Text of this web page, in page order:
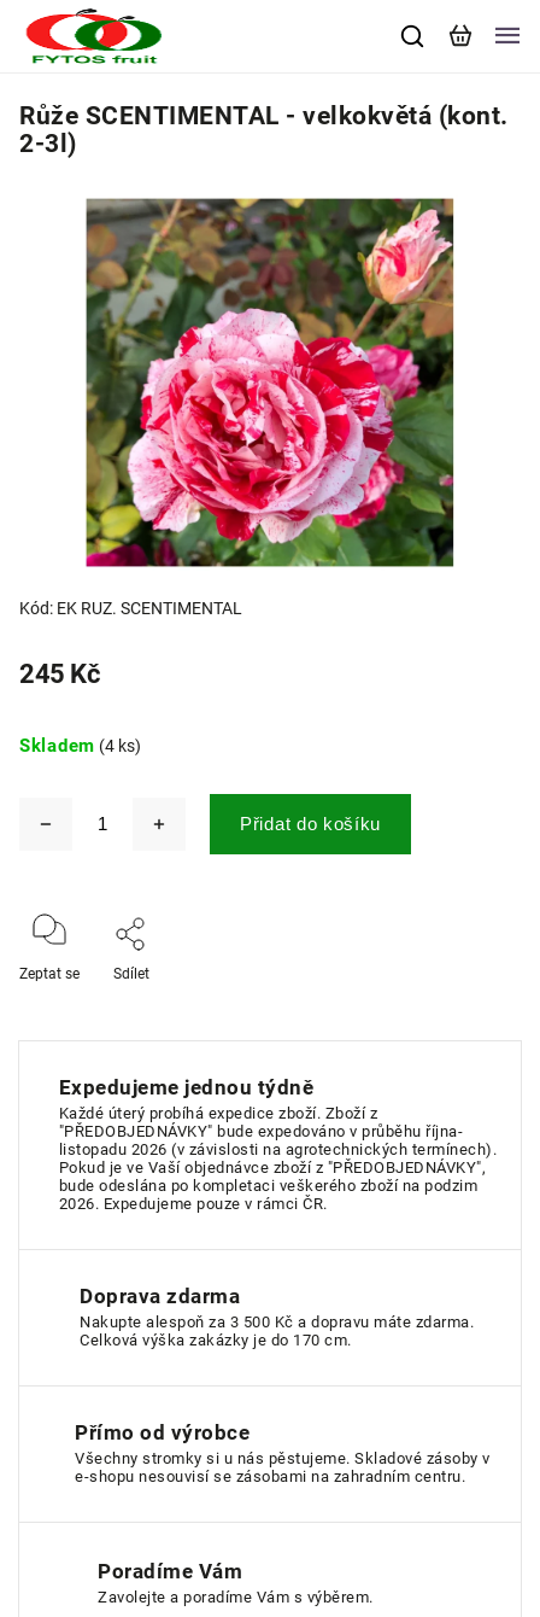
Růže SCENTIMENTAL - velkokvětá (kont.
2-3l)
Kód: EK RUZ. SCENTIMENTAL
245 Kč
Skladem (4 ks)
Přidat do košíku
Zeptat se Sdílet
Expedujeme jednou týdně
Každé úterý probíhá expedice zboží. Zboží z
"PŘEDOBJEDNÁVKY" bude expedováno v průběhu října-
listopadu 2026 (v závislosti na agrotechnických termínech).
Pokud je ve Vaší objednávce zboží z "PŘEDOBJEDNÁVKY",
bude odeslána po kompletaci veškerého zboží na podzim
2026. Expedujeme pouze v rámci ČR.
Doprava zdarma
Nakupte alespoň za 3 500 Kč a dopravu máte zdarma.
Celková výška zakázky je do 170 cm.
Přímo od výrobce
Všechny stromky si u nás pěstujeme. Skladové zásoby v
e-shopu nesouvisí se zásobami na zahradním centru.
Poradíme Vám
Zavolejte a poradíme Vám s výběrem.